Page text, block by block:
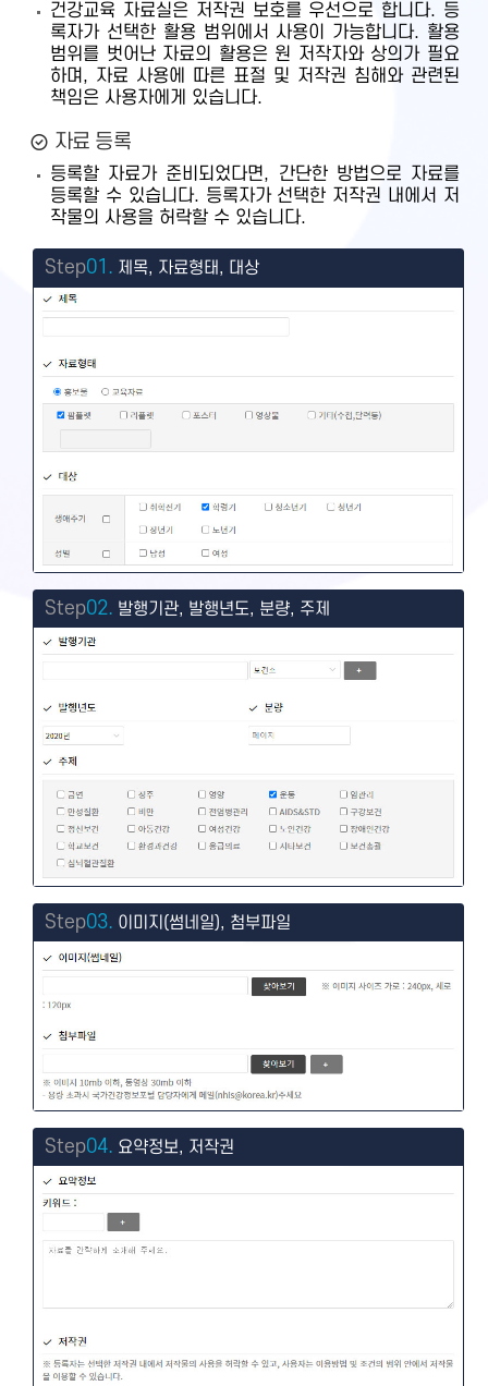
건강교육 자료실은 저작권 보호를 우선으로 합니다. 등
록자가 선택한 활용 범위에서 사용이 가능합니다. 활용
범위를 벗어난 자료의 활용은 원 저작자와 상의가 필요
하며, 자료 사용에 따른 표절 및 저작권 침해와 관련된
책임은 사용자에게 있습니다.
자료 등록
등록할 자료가 준비되었다면, 간단한 방법으로 자료를
등록할 수 있습니다. 등록자가 선택한 저작권 내에서 저
작물의 사용을 허락할 수 있습니다.
Step01. 제목, 자료형태, 대상
Step02. 발행기관, 발행년도, 분량, 주제
Step03. 이미지(썸네일), 첨부파일
Step04. 요약정보, 저작권